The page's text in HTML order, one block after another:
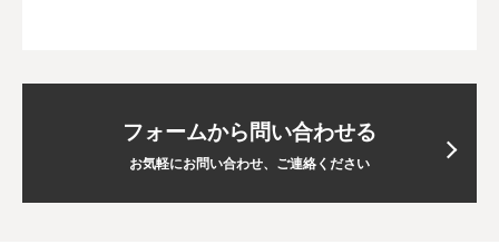
フォームから問い合わせる
お気軽にお問い合わせ、ご連絡ください